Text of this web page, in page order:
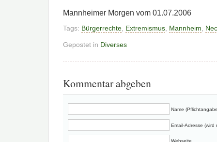
Mannheimer Morgen vom 01.07.2006
Tags: Bürgerrechte Extremismus Mannheim
Gepostet in Diverses
Kommentar abgeben
Name
Email-Adresse
Webseite